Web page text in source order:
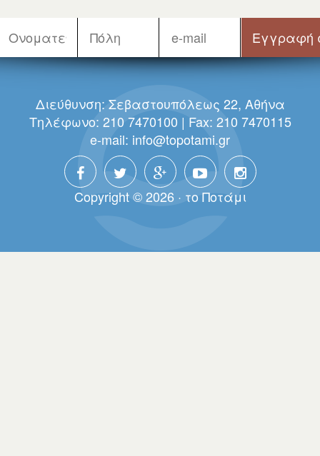
Διεύθυνση: Σεβαστουπόλεως 22, Αθήνα
Τηλέφωνο: 210 7470100 | Fax: 210 7470115
e-mail: info@topotami.gr
Copyright © 2026 · τo Πoτάμι